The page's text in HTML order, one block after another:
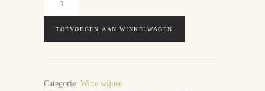
TOEVOEGEN AAN WINKELWAGEN
Categorie: Witte wijnen